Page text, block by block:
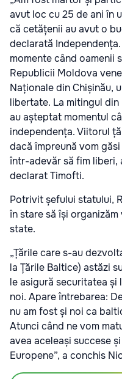
avut loc cu 25 de ani în
că cetățenii au avut o
declarată
momente când oamenii
Republicii Moldova
Naționale din Chișinău,
libertate. La mitingul din
au așteptat momentul
independența. Viitorul
dacă împreună vom
într-adevăr să fim liberi,
declarat Timofti.
Potrivit șefului statului,
în stare să își
state.
„Țările care s-au
la Țările Baltice) astăzi
le asigură securitatea
noi. Apare întrebarea:
nu am fost și noi ca
Atunci când ne vom
avea aceleași succese
Europene”, a conchis